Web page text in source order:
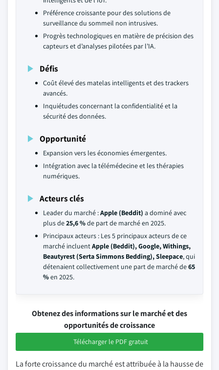
Préférence croissante pour des solutions de
surveillance du sommeil non intrusives.
Progrès technologiques en matière de précision des
capteurs et d’analyses pilotées par l’IA.
Défis
Coût élevé des matelas intelligents et des trackers
avancés.
Inquiétudes concernant la confidentialité et la
sécurité des données.
Opportunité
Expansion vers les économies émergentes.
Intégration avec la télémédecine et les thérapies
numériques.
Acteurs clés
Leader du marché :Apple (Beddit) a dominé avec
plus de25,6 %de part de marché en 2025.
Principaux acteurs : Les 5 principaux acteurs de ce
marché incluentApple (Beddit), Google, Withings,
Beautyrest (Serta Simmons Bedding), Sleepace, qui
détenaient collectivement une part de marché de65
%en 2025.
Obtenez des informations sur le marché et des
opportunités de croissance
Télécharger le PDF gratuit
La forte croissance du marché est attribuée à la hausse de